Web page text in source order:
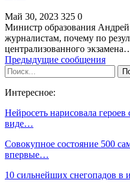
Май 30, 2023 325 0
Министр образования Андрей
журналистам, почему по
централизованного
Предыдущие сообщения
Интересное:
Нейросеть нарисовала
виде…
Совокупное состояние 500
впервые…
10 сильнейших снегопадов в